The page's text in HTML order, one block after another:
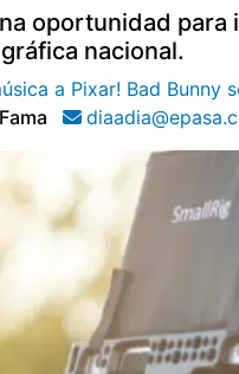
oportunidad
nacional.
a Pixar! Bad Bunny